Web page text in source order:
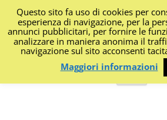
I Diari di
Impressioni, sapori, colori
Vai
Questo sito fa uso di cookies per
esperienza di navigazione, per la
annunci pubblicitari, per fornire le
analizzare in maniera anonima il
navigazione sul sito acconsenti
Maggiori informazioni